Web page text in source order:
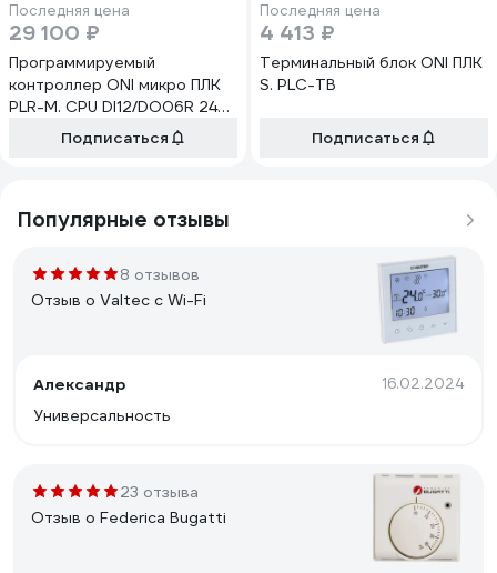
Последняя цена
29 100 ₽
Программируемый
контроллер ONI микро ПЛК
PLR-M. CPU DI12/DO06R 24В
DC PLR-M-CPU-18R00ADC
Подписаться
Последняя цена
4 413 ₽
Терминальный блок ONI ПЛК
S. PLC-TB
Подписаться
Популярные отзывы
8 отзывов
Отзыв о Valtec с Wi-Fi
Александр 16.02.2024
Универсальность
23 отзыва
Отзыв о Federica Bugatti